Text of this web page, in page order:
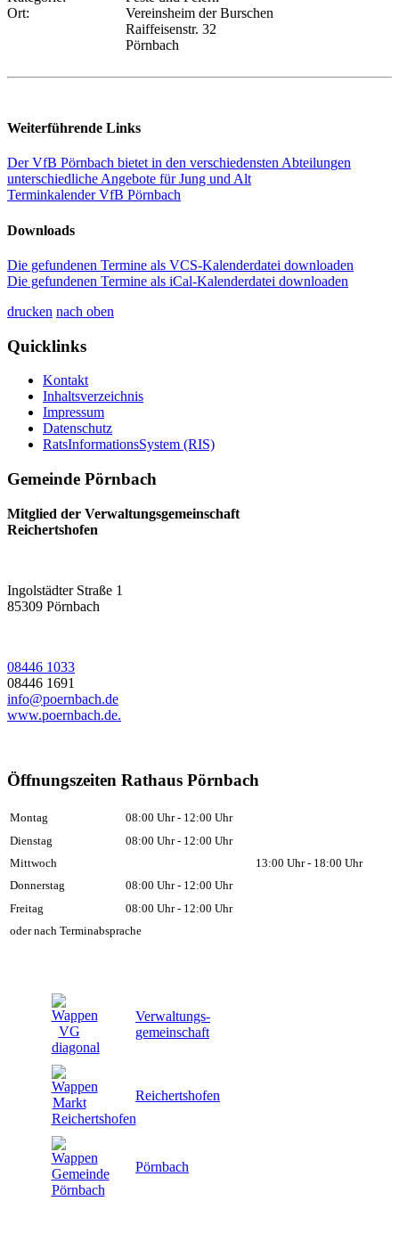
Ort:
Vereinsheim der Burschen
Raiffeisenstr. 32
Pörnbach
Weiterführende Links
Der VfB Pörnbach bietet in den verschiedensten Abteilungen
unterschiedliche Angebote für Jung und Alt
Terminkalender VfB Pörnbach
Downloads
Die gefundenen Termine als VCS-Kalenderdatei downloaden
Die gefundenen Termine als iCal-Kalenderdatei downloaden
drucken nach oben
Quicklinks
Kontakt
Inhaltsverzeichnis
Impressum
Datenschutz
RatsInformationsSystem (RIS)
Gemeinde Pörnbach
Mitglied der Verwaltungsgemeinschaft
Reichertshofen
Ingolstädter Straße 1
85309 Pörnbach
08446 1033
08446 1691
info@poernbach.de
www.poernbach.de.
Öffnungszeiten Rathaus Pörnbach
Montag
08:00 Uhr - 12:00 Uhr
Dienstag
08:00 Uhr - 12:00 Uhr
Mittwoch
13:00 Uhr - 18:00 Uhr
Donnerstag
08:00 Uhr - 12:00 Uhr
Freitag
08:00 Uhr - 12:00 Uhr
oder nach Terminabsprache
Verwaltungs-
gemeinschaft
Reichertshofen
Pörnbach